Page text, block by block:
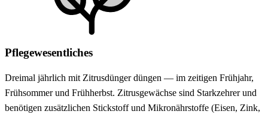
Pflegewesentliches
Dreimal jährlich mit Zitrusdünger düngen — im zeitigen Frühjahr,
Frühsommer und Frühherbst. Zitrusgewächse sind Starkzehrer und
benötigen zusätzlichen Stickstoff und Mikronährstoffe (Eisen, Zink,